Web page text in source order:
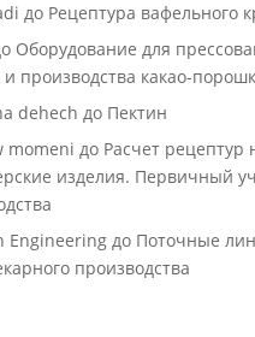
до Рецептура вафельного
Оборудование для
и производства какао-
dehech до Пектин
momeni до Расчет рецептур
изделия. Первичный
Engineeringдо Поточные
производства